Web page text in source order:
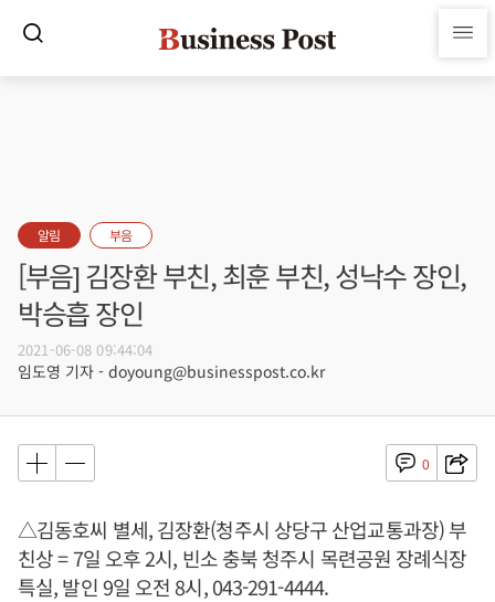
알림 부음
[부음] 김장환 부친, 최훈 부친, 성낙수 장인,
박승흡 장인
2021-06-08 09:44:04
임도영 기자 - doyoung@businesspost.co.kr
0
△김동호씨 별세, 김장환(청주시 상당구 산업교통과장) 부
친상 = 7일 오후 2시, 빈소 충북 청주시 목련공원 장례식장
특실, 발인 9일 오전 8시, 043-291-4444.